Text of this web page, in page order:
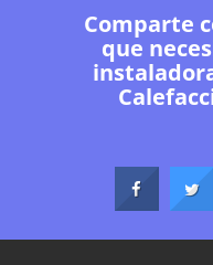
Comparte
que